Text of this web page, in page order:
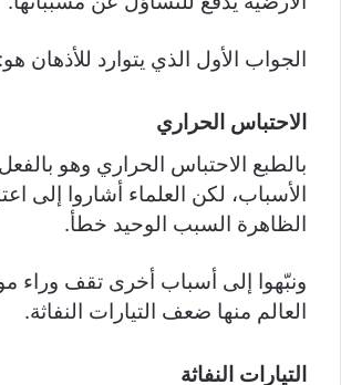
الجواب الأول الذي يتوارد للأذهان هو:
الاحتباس الحراري
بالطبع الاحتباس الحراري وهو
الأسباب، لكن العلماء أشاروا إلى
الظاهرة السبب الوحيد خطأ.
ونبّهوا إلى أسباب أخرى تقف وراء
العالم منها ضعف التيارات النفاثة.
التيارات النفاثة